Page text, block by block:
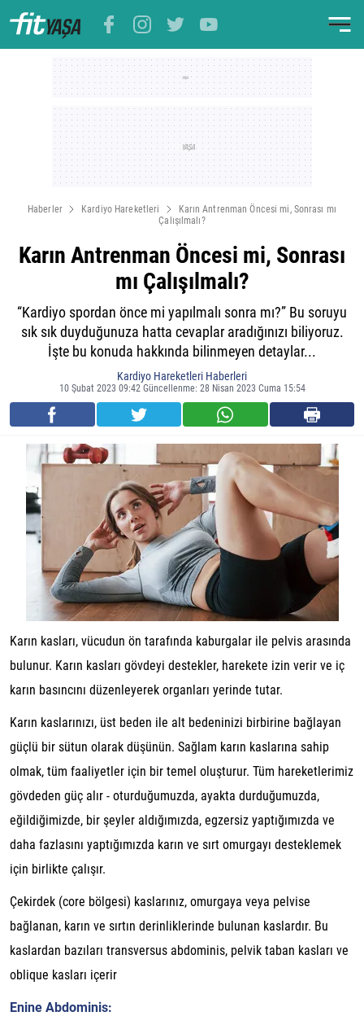
Haberler Kardiyo Hareketleri
Karın Antrenman Öncesi mi, Sonrası mı
Çalışılmalı?
Karın Antrenman Öncesi mi, Sonrası
mı Çalışılmalı?
“Kardiyo spordan önce mi yapılmalı sonra mı?” Bu soruyu
sık sık duyduğunuza hatta cevaplar aradığınızı biliyoruz.
İşte bu konuda hakkında bilinmeyen detaylar...
Kardiyo Hareketleri Haberleri
10 Şubat 2023 09:42 Güncellenme: 28 Nisan 2023 Cuma 15:54
Karın kasları, vücudun ön tarafında kaburgalar ile pelvis arasında
bulunur. Karın kasları gövdeyi destekler, harekete izin verir ve iç
karın basıncını düzenleyerek organları yerinde tutar.
Karın kaslarınızı, üst beden ile alt bedeninizi birbirine bağlayan
güçlü bir sütun olarak düşünün. Sağlam karın kaslarına sahip
olmak, tüm faaliyetler için bir temel oluşturur. Tüm hareketlerimiz
gövdeden güç alır - oturduğumuzda, ayakta durduğumuzda,
eğildiğimizde, bir şeyler aldığımızda, egzersiz yaptığımızda ve
daha fazlasını yaptığımızda karın ve sırt omurgayı desteklemek
için birlikte çalışır.
Çekirdek (core bölgesi) kaslarınız, omurgaya veya pelvise
bağlanan, karın ve sırtın derinliklerinde bulunan kaslardır. Bu
kaslardan bazıları transversus abdominis, pelvik taban kasları ve
oblique kasları içerir
Enine Abdominis: